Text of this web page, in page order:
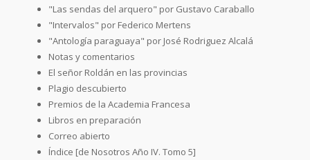
"Las sendas del arquero" por Gustavo Caraballo
"Intervalos" por Federico Mertens
"Antología paraguaya" por José Rodriguez Alcalá
Notas y comentarios
El señor Roldán en las provincias
Plagio descubierto
Premios de la Academia Francesa
Libros en preparación
Correo abierto
Índice [de Nosotros Año IV. Tomo 5]